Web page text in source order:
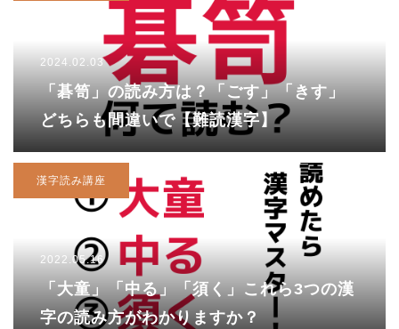
2024.02.03
「碁笥」の読み方は？「ごす」「きす」
どちらも間違いで【難読漢字】
漢字読み講座
2022.05.16
「大童」「中る」「須く」これら3つの漢
字の読み方がわかりますか？